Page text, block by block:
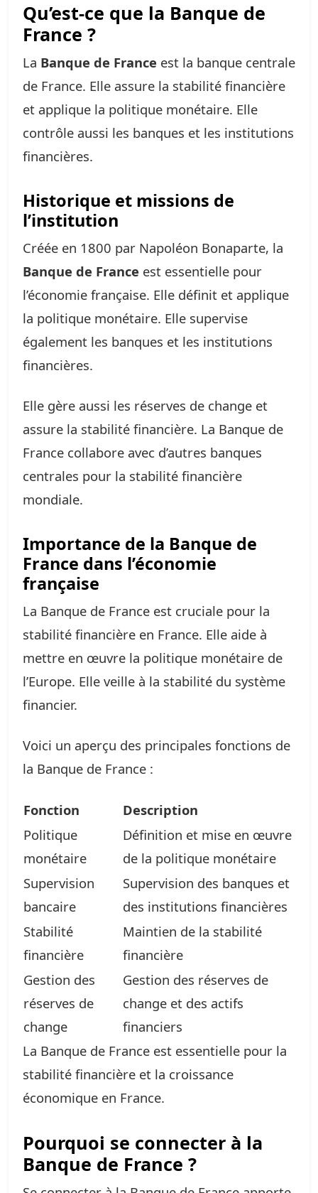
Qu’est-ce que la Banque de
France ?
La Banque de France est la banque centrale
de France. Elle assure la stabilité financière
et applique la politique monétaire. Elle
contrôle aussi les banques et les institutions
financières.
Historique et missions de
l’institution
Créée en 1800 par Napoléon Bonaparte, la
Banque de France est essentielle pour
l’économie française. Elle définit et applique
la politique monétaire. Elle supervise
également les banques et les institutions
financières.
Elle gère aussi les réserves de change et
assure la stabilité financière. La Banque de
France collabore avec d’autres banques
centrales pour la stabilité financière
mondiale.
Importance de la Banque de
France dans l’économie
française
La Banque de France est cruciale pour la
stabilité financière en France. Elle aide à
mettre en œuvre la politique monétaire de
l’Europe. Elle veille à la stabilité du système
financier.
Voici un aperçu des principales fonctions de
la Banque de France :
Fonction
Description
Politique
monétaire
Définition et mise en œuvre
de la politique monétaire
Supervision
bancaire
Supervision des banques et
des institutions financières
Stabilité
financière
Maintien de la stabilité
financière
Gestion des
réserves de
change
Gestion des réserves de
change et des actifs
financiers
La Banque de France est essentielle pour la
stabilité financière et la croissance
économique en France.
Pourquoi se connecter à la
Banque de France ?